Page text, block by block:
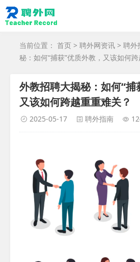
当前位置： 首页 > 聘外网资讯 > 聘外
秘：如何“捕获”优质外教，又该如何
外教招聘大揭秘：如何“捕
又该如何跨越重重难关？
2025-05-17 聘外指南